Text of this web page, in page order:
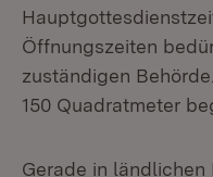
Öffnungszeiten
zuständigen
150 Quadratmeter
Gerade in ländlichen